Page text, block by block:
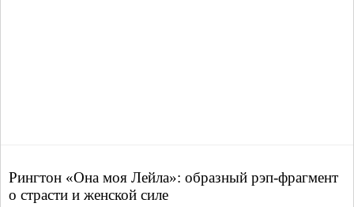
Рингтон «Она моя Лейла»: образный рэп-фрагмент
о страсти и женской силе